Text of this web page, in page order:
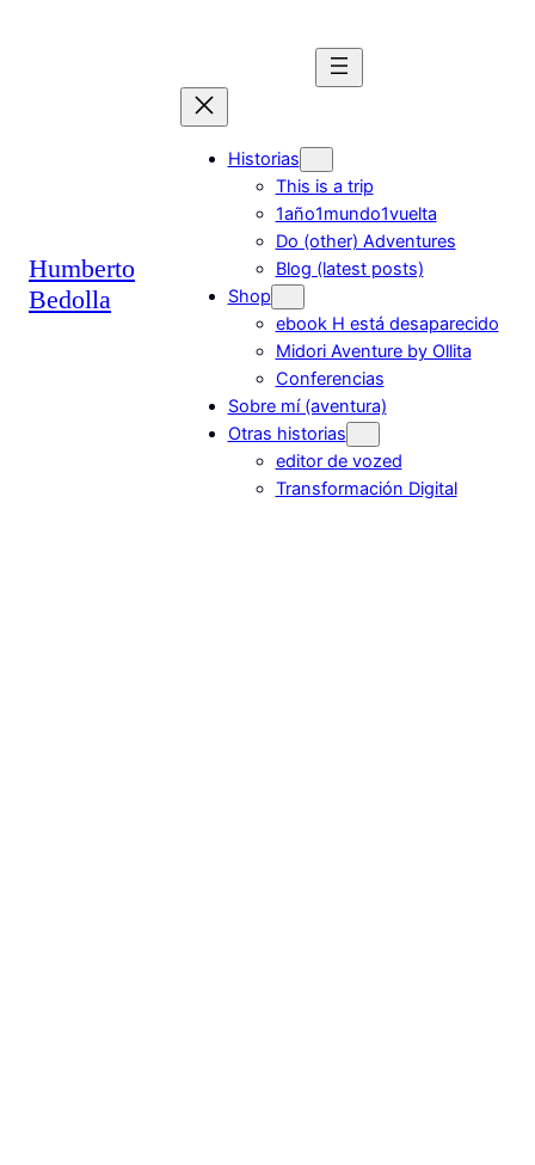
Humberto
Bedolla
Historias
This is a trip
1año1mundo1vuelta
Do (other) Adventures
Blog (latest posts)
Shop
ebook H está desaparecido
Midori Aventure by Ollita
Conferencias
Sobre mí (aventura)
Otras historias
editor de vozed
Transformación Digital